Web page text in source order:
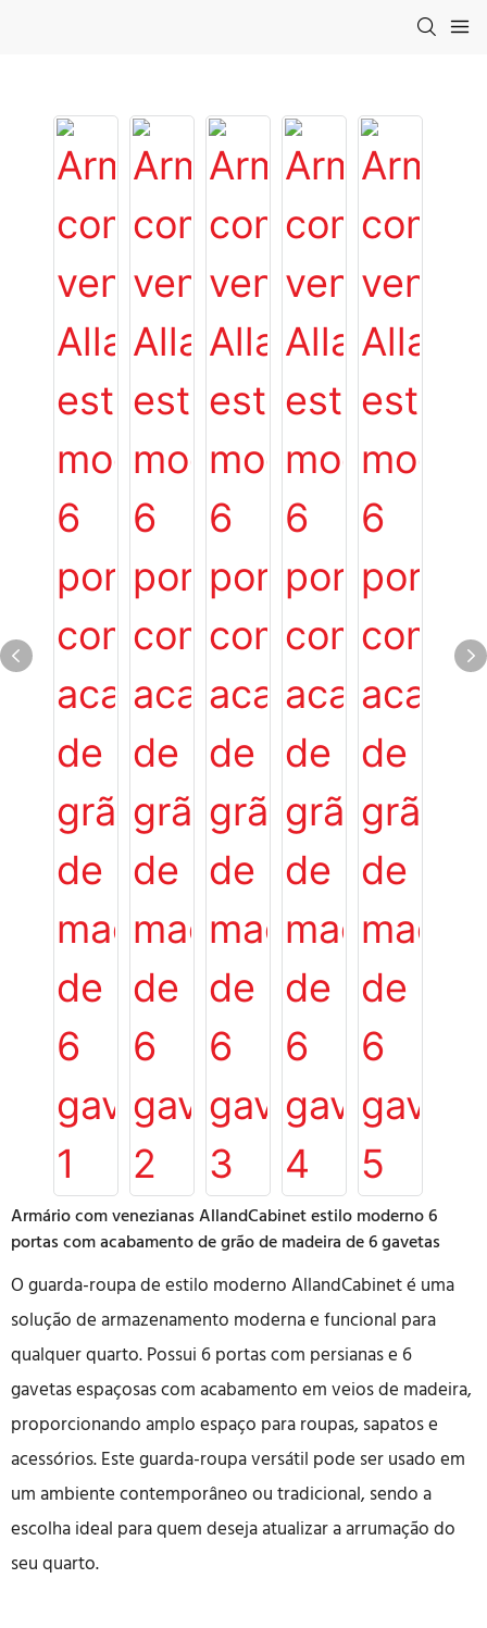
Armário com venezianas AllandCabinet estilo moderno 6
portas com acabamento de grão de madeira de 6 gavetas
O guarda-roupa de estilo moderno AllandCabinet é uma
solução de armazenamento moderna e funcional para
qualquer quarto. Possui 6 portas com persianas e 6
gavetas espaçosas com acabamento em veios de madeira,
proporcionando amplo espaço para roupas, sapatos e
acessórios. Este guarda-roupa versátil pode ser usado em
um ambiente contemporâneo ou tradicional, sendo a
escolha ideal para quem deseja atualizar a arrumação do
seu quarto.